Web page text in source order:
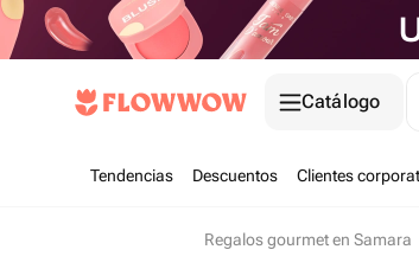
Catálogo
Tendencias Descuentos Clientes
Regalos gourmet en Samara